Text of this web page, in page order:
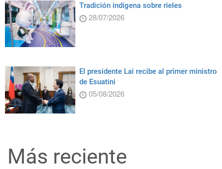
Tradición indígena sobre rieles
28/07/2026
El presidente Lai recibe al primer ministro
de Esuatini
05/08/2026
Más reciente